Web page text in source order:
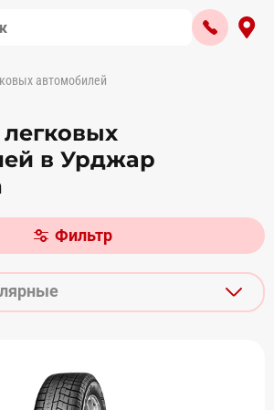
автомобилей
в Урджар
Фильтр